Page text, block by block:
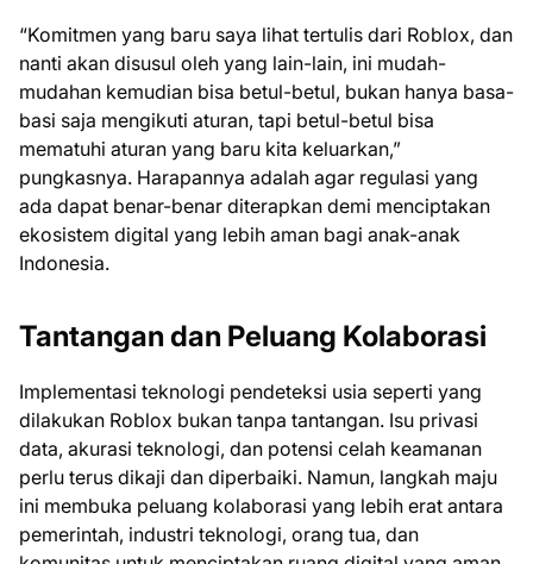
“Komitmen yang baru saya lihat tertulis dari Roblox, dan
nanti akan disusul oleh yang lain-lain, ini mudah-
mudahan kemudian bisa betul-betul, bukan hanya basa-
basi saja mengikuti aturan, tapi betul-betul bisa
mematuhi aturan yang baru kita keluarkan,”
pungkasnya. Harapannya adalah agar regulasi yang
ada dapat benar-benar diterapkan demi menciptakan
ekosistem digital yang lebih aman bagi anak-anak
Indonesia.
Tantangan dan Peluang Kolaborasi
Implementasi teknologi pendeteksi usia seperti yang
dilakukan Roblox bukan tanpa tantangan. Isu privasi
data, akurasi teknologi, dan potensi celah keamanan
perlu terus dikaji dan diperbaiki. Namun, langkah maju
ini membuka peluang kolaborasi yang lebih erat antara
pemerintah, industri teknologi, orang tua, dan